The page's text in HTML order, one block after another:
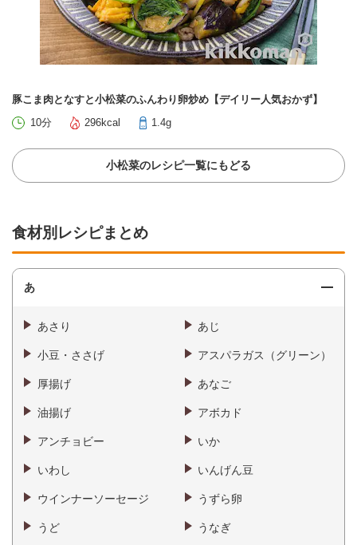
豚こま肉となすと小松菜のふんわり卵炒め【デイリー人気おかず】
10分
296kcal 1.4g
小松菜のレシピ一覧にもどる
食材別レシピまとめ
あ
あさり あじ
小豆・ささげ アスパラガス（グリーン）
厚揚げ あなご
油揚げ アボカド
アンチョビー いか
いわし いんげん豆
ウインナーソーセージ うずら卵
うど うなぎ